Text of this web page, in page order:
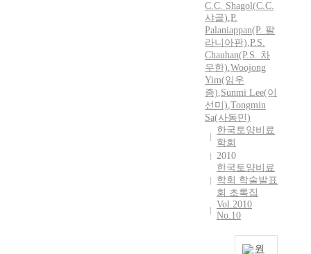
C.C. Shagol(C.C.
샤골),P.
Palaniappan(P. 팔
라니아판),P.S.
Chauhan(P.S. 차
우한),Woojong
Yim(임우
종),Sunmi Lee(이
선미),Tongmin
Sa(사동민)
한국토양비료
학회
2010
한국토양비료
학회 학술발표
회 초록집
Vol.2010
No.10
원